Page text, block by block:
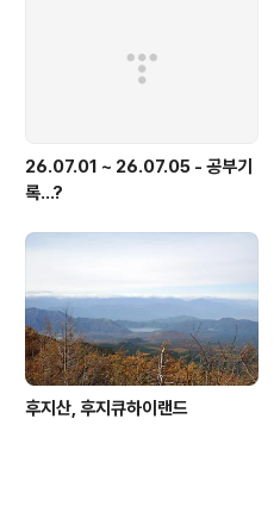
26.07.01 ~ 26.07.05 - 공부기
록...?
후지산, 후지큐하이랜드